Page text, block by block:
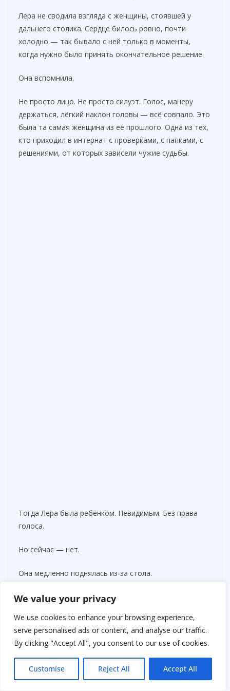
We value your privacy
We use cookies to enhance your browsing experience,
serve personalised ads or content, and analyse our traffic.
By clicking "Accept All", you consent to our use of cookies.
Customise Reject All Accept All
Лера не сводила взгляда с женщины, стоявшей у
дальнего столика. Сердце билось ровно, почти
холодно — так бывало с ней только в моменты,
когда нужно было принять окончательное решение.
Она вспомнила.
Не просто лицо. Не просто силуэт. Голос, манеру
держаться, лёгкий наклон головы — всё совпало. Это
была та самая женщина из её прошлого. Одна из тех,
кто приходил в интернат с проверками, с папками, с
решениями, от которых зависели чужие судьбы.
Тогда Лера была ребёнком. Невидимым. Без права
голоса.
Но сейчас — нет.
Она медленно поднялась из-за стола.
Стас повернул голову:
— Ты куда?
— Сейчас вернусь, — спокойно ответила она.
Он кивнул, хотя тревога мелькнула в его взгляде.